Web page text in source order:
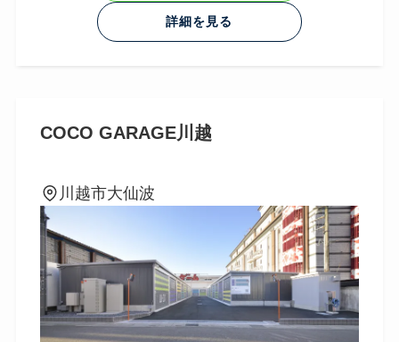
詳細を見る
COCO GARAGE川越
川越市大仙波